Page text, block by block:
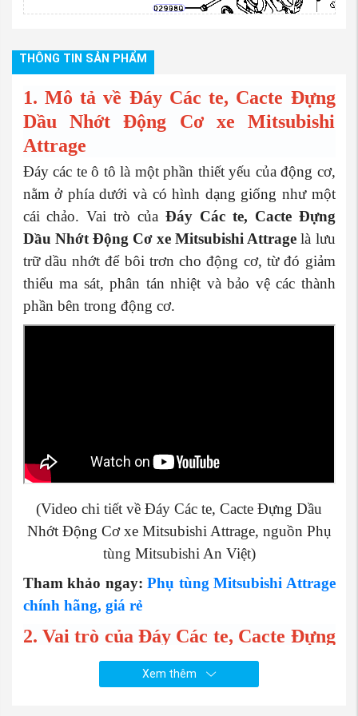
THÔNG TIN SẢN PHẨM
1. Mô tả về Đáy Các te, Cacte Đựng
Dầu Nhớt Động Cơ xe Mitsubishi
Attrage
Đáy các te ô tô là một phần thiết yếu của động cơ,
nằm ở phía dưới và có hình dạng giống như một
cái chảo. Vai trò của Đáy Các te, Cacte Đựng
Dầu Nhớt Động Cơ xe Mitsubishi Attrage là lưu
trữ dầu nhớt để bôi trơn cho động cơ, từ đó giảm
thiểu ma sát, phân tán nhiệt và bảo vệ các thành
phần bên trong động cơ.
(Video chi tiết về Đáy Các te, Cacte Đựng Dầu
Nhớt Động Cơ xe Mitsubishi Attrage, nguồn Phụ
tùng Mitsubishi An Việt)
Tham khảo ngay: Phụ tùng Mitsubishi Attrage
chính hãng, giá rẻ
2. Vai trò của Đáy Các te, Cacte Đựng
Dầu Nhớt Động Cơ xe Mitsubishi
Xem thêm